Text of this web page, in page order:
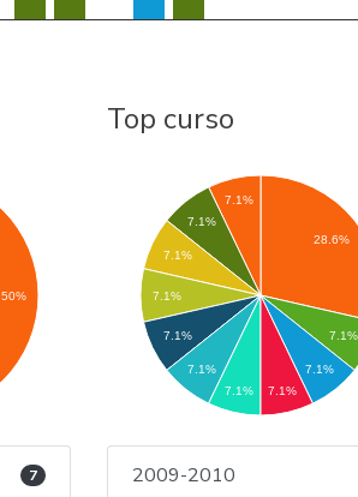
50%
7
Top curso
28.6%
7.1%
7.1%
7.1%
7.1%
7.1%
7.1%
7.1%
7.1%
7.1%
7.1%
2009-2010